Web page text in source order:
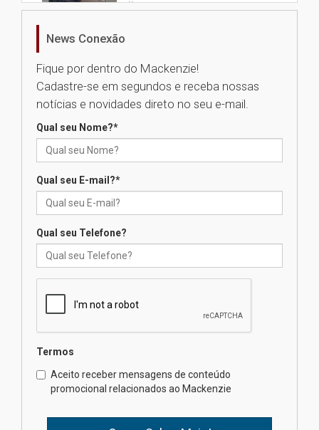
04.08.2026
na educação dos filhos além da
escola
04.08.2026
docentes para debater
Professora do Mackenzie é
finalista do Prêmio Jabuti com
04.08.2026
internacionais
03.08.2026
News Conexão
Fique por dentro do Mackenzie!
Cadastre-se em segundos e receba nossas
notícias e novidades direto no seu e-mail.
Qual seu Nome?*
Qual seu E-mail?*
Qual seu Telefone?
Termos
Aceito receber mensagens de conteúdo
promocional relacionados ao Mackenzie